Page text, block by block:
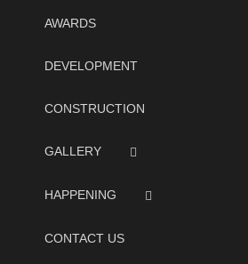
AWARDS
DEVELOPMENT
CONSTRUCTION
GALLERY
HAPPENING
CONTACT US